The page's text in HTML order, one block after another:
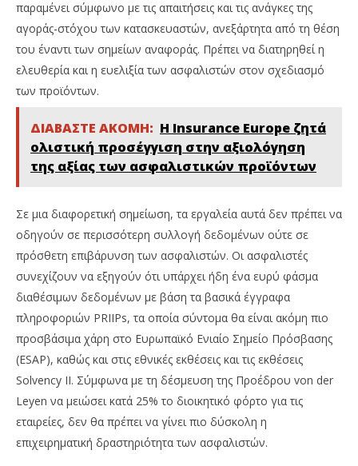
παραμένει σύμφωνο με τις απαιτήσεις και τις ανάγκες της
αγοράς-στόχου των κατασκευαστών, ανεξάρτητα από τη θέση
του έναντι των σημείων αναφοράς. Πρέπει να διατηρηθεί η
ελευθερία και η ευελιξία των ασφαλιστών στον σχεδιασμό
των προϊόντων.
ΔΙΑΒΑΣΤΕ ΑΚΟΜΗ: Η Insurance Europe ζητά
ολιστική προσέγγιση στην αξιολόγηση
της αξίας των ασφαλιστικών προϊόντων
Σε μια διαφορετική σημείωση, τα εργαλεία αυτά δεν πρέπει να
οδηγούν σε περισσότερη συλλογή δεδομένων ούτε σε
πρόσθετη επιβάρυνση των ασφαλιστών. Οι ασφαλιστές
συνεχίζουν να εξηγούν ότι υπάρχει ήδη ένα ευρύ φάσμα
διαθέσιμων δεδομένων με βάση τα βασικά έγγραφα
πληροφοριών PRIIPs, τα οποία σύντομα θα είναι ακόμη πιο
προσβάσιμα χάρη στο Ευρωπαϊκό Ενιαίο Σημείο Πρόσβασης
(ESAP), καθώς και στις εθνικές εκθέσεις και τις εκθέσεις
Solvency II. Σύμφωνα με τη δέσμευση της Προέδρου von der
Leyen να μειώσει κατά 25% το διοικητικό φόρτο για τις
εταιρείες, δεν θα πρέπει να γίνει πιο δύσκολη η
επιχειρηματική δραστηριότητα των ασφαλιστών.